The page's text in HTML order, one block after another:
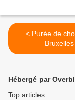
< Purée de choux de
Bruxelles
Hébergé par
Top articles